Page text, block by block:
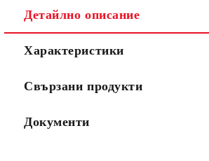
Детайлно описание
Характеристики
Свързани продукти
Документи